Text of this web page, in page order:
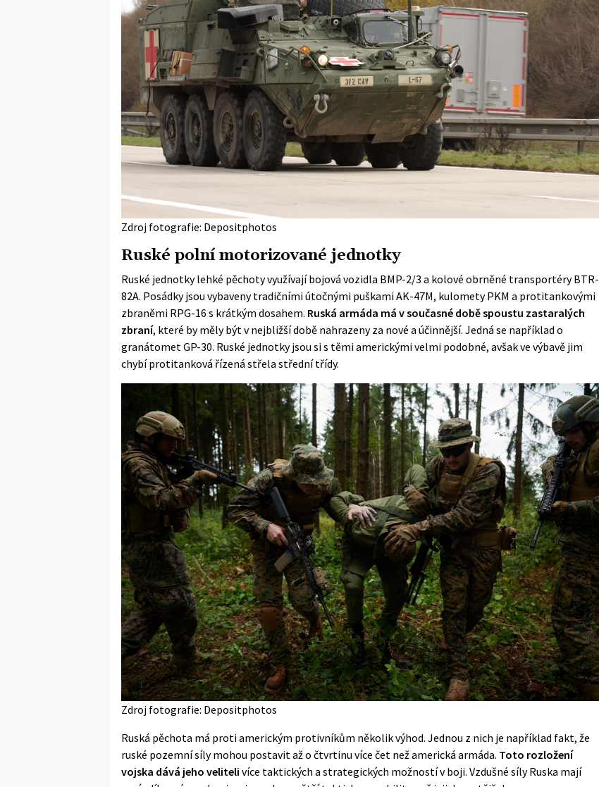
Zdroj fotografie: Depositphotos
Ruské polní motorizované jednotky
Ruské jednotky lehké pěchoty využívají bojová vozidla BMP-2/3 a kolové obrněné transportéry BTR-
82A. Posádky jsou vybaveny tradičními útočnými puškami AK-47M, kulomety PKM a protitankovými
zbraněmi RPG-16 s krátkým dosahem. Ruská armáda má v současné době spoustu zastaralých
zbraní, které by měly být v nejbližší době nahrazeny za nové a účinnější. Jedná se například o
granátomet GP-30. Ruské jednotky jsou si s těmi americkými velmi podobné, avšak ve výbavě jim
chybí protitanková řízená střela střední třídy.
Zdroj fotografie: Depositphotos
Ruská pěchota má proti americkým protivníkům několik výhod. Jednou z nich je například fakt, že
ruské pozemní síly mohou postavit až o čtvrtinu více čet než americká armáda. Toto rozložení
vojska dává jeho veliteli více taktických a strategických možností v boji. Vzdušné síly Ruska mají